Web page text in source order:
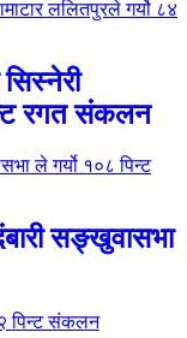
रगत संकलन
सङ्खुवासभा